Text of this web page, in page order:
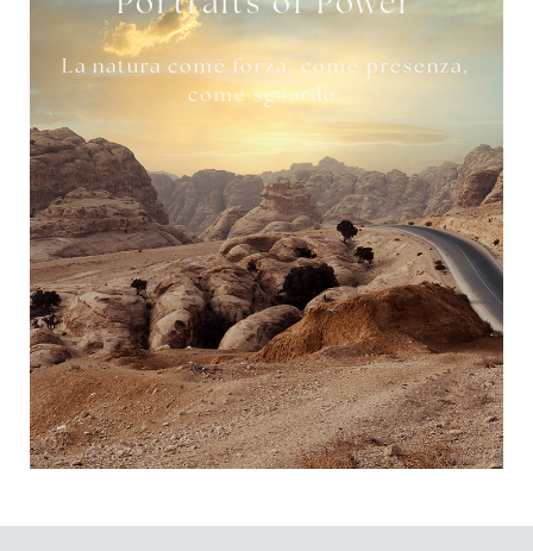
La natura come forza, come presenza,
come sguardo.